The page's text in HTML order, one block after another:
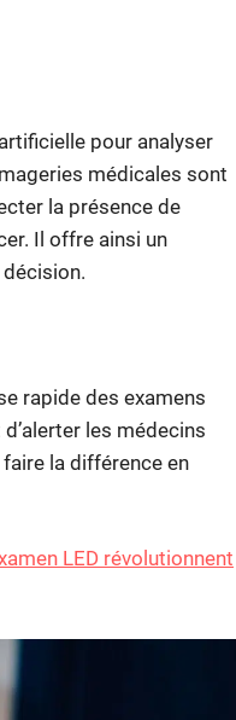
pour analyser
médicales sont
la présence de
Il offre ainsi un
rapide des examens
les médecins
la différence en
LED révolutionnent